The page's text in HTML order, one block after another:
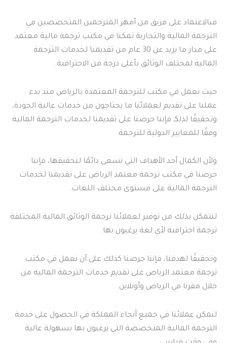
فبالاعتماد على فريق من أمهر المترجمين المتخصصين في
الترجمة المالية والتجارية تمكنا في مكتب ترجمة مالية معتمد
على مدار ما يزيد عن 30 عام من تقديمنا لخدمات الترجمة
المالية لمختلف الوثائق بأعلى درجة من الاحترافية.
حيث نعمل في مكتب للترجمة المعتمدة بالرياض منذ بدء
عملنا على تقديم لعملائنا ما يحتاجون من خدمات عالية الجودة،
وتحقيقًا لذلكـ فإننا حرصنا على تقديمنا لخدمات الترجمة المالية
وفقًا للمعايير الدولية للترجمة.
ولأن الكمال أحد الأهداف التي نسعى دائمًا لنحقيقها، فإننا
حرصنا في مكتب ترجمة معتمد الرياض على تقديمنا لخدمات
الترجمة المالية على مستوى مختلف اللغات.
لنتمكن بذلك من توفير لعملائنا ترجمة الوثائق المالية المختلفة
ترجمة احترافية لأي لغة يرغبون بها.
وتحقيقًا لهدفنا، فإننا حرصنا كذلك على أن نعمل في مكتب
ترجمة معتمد الرياض على تقديم خدمات الترجمة المالية من
خلال مقرنا في الرياض وأونلاين.
لنمكن عملائنا في جميع أنحاء المملكة في الحصول على خدمة
الترجمة المالية المتخصصة التي يرغبون بها بسهولة عالية